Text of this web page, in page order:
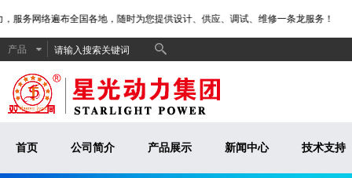
网络遍布全国各地，随时为您提供设计、供应、调试、维修一条龙服务！
产品
首页 公司简介 产品展示 新闻中心 技术支持